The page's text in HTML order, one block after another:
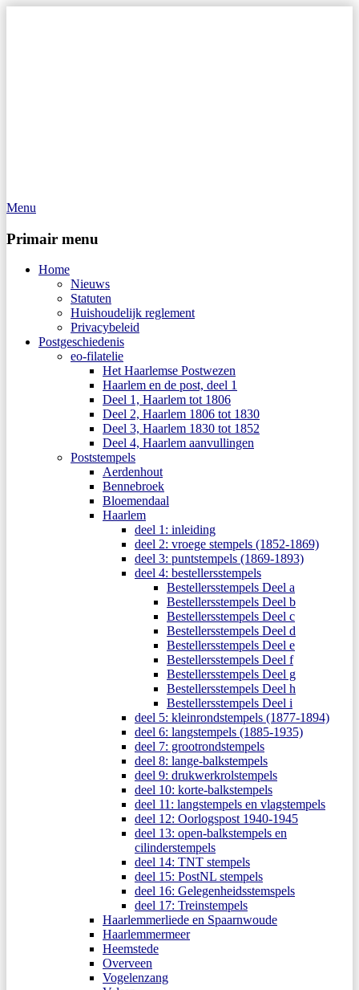
Menu
Primair menu
Home
Nieuws
Statuten
Huishoudelijk reglement
Privacybeleid
Postgeschiedenis
eo-filatelie
Het Haarlemse Postwezen
Haarlem en de post, deel 1
Deel 1, Haarlem tot 1806
Deel 2, Haarlem 1806 tot 1830
Deel 3, Haarlem 1830 tot 1852
Deel 4, Haarlem aanvullingen
Poststempels
Aerdenhout
Bennebroek
Bloemendaal
Haarlem
deel 1: inleiding
deel 2: vroege stempels (1852-1869)
deel 3: puntstempels (1869-1893)
deel 4: bestellersstempels
Bestellersstempels Deel a
Bestellersstempels Deel b
Bestellersstempels Deel c
Bestellersstempels Deel d
Bestellersstempels Deel e
Bestellersstempels Deel f
Bestellersstempels Deel g
Bestellersstempels Deel h
Bestellersstempels Deel i
deel 5: kleinrondstempels (1877-1894)
deel 6: langstempels (1885-1935)
deel 7: grootrondstempels
deel 8: lange-balkstempels
deel 9: drukwerkrolstempels
deel 10: korte-balkstempels
deel 11: langstempels en vlagstempels
deel 12: Oorlogspost 1940-1945
deel 13: open-balkstempels en
cilinderstempels
deel 14: TNT stempels
deel 15: PostNL stempels
deel 16: Gelegenheidsstemspels
deel 17: Treinstempels
Haarlemmerliede en Spaarnwoude
Haarlemmermeer
Heemstede
Overveen
Vogelenzang